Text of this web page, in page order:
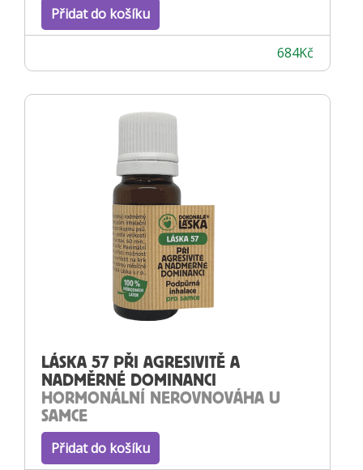
Přidat do košíku
684Kč
LÁSKA 57 PŘI AGRESIVITĚ A
NADMĚRNÉ DOMINANCI
HORMONÁLNÍ NEROVNOVÁHA U
SAMCE
Přidat do košíku